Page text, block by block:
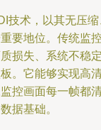
技术，以其无压
要地位。传统监
损失、系统不稳
。它能够实现高
控画面每一帧都
据基础。